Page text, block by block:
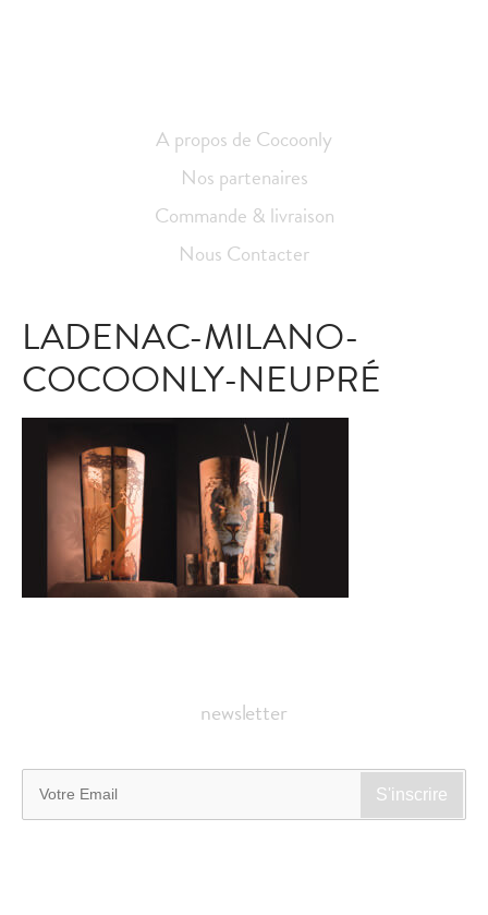
A propos de Cocoonly
Nos partenaires
Commande & livraison
Nous Contacter
LADENAC-MILANO-
COCOONLY-NEUPRÉ
newsletter